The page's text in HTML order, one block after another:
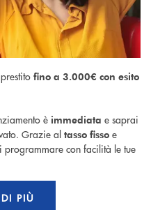
fino a 3.000€ con esito
è immediata e saprai
Grazie al tasso fisso e
programmare con facilità le tue
PIÙ